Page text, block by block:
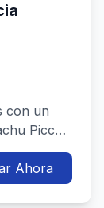
con un
Picchu
Ahora